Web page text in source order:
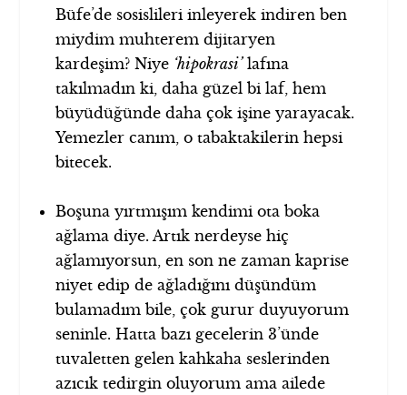
Büfe’de sosislileri inleyerek indiren ben
miydim muhterem dijitaryen
kardeşim? Niye ‘hipokrasi’lafına
takılmadın ki, daha güzel bi laf, hem
büyüdüğünde daha çok işine yarayacak.
Yemezler canım, o tabaktakilerin hepsi
bitecek.
Boşuna yırtmışım kendimi ota boka
ağlama diye. Artık nerdeyse hiç
ağlamıyorsun, en son ne zaman kaprise
niyet edip de ağladığını düşündüm
bulamadım bile, çok gurur duyuyorum
seninle. Hatta bazı gecelerin 3’ünde
tuvaletten gelen kahkaha seslerinden
azıcık tedirgin oluyorum ama ailede